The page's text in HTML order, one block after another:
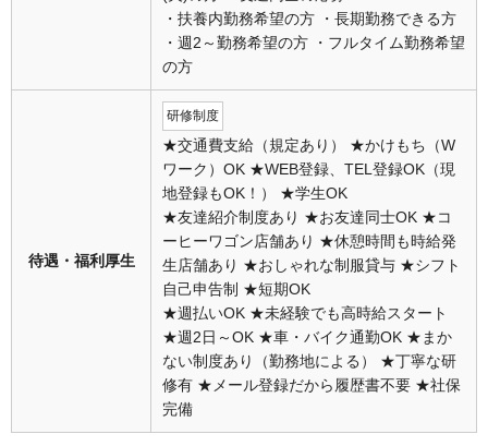
・扶養内勤務希望の方 ・長期勤務できる方
・週2～勤務希望の方 ・フルタイム勤務希望
の方
待遇・福利厚生
研修制度
★交通費支給（規定あり） ★かけもち（W
ワーク）OK ★WEB登録、TEL登録OK（現
地登録もOK！） ★学生OK
★友達紹介制度あり ★お友達同士OK ★コ
ーヒーワゴン店舗あり ★休憩時間も時給発
生店舗あり ★おしゃれな制服貸与 ★シフト
自己申告制 ★短期OK
★週払いOK ★未経験でも高時給スタート
★週2日～OK ★車・バイク通勤OK ★まか
ない制度あり（勤務地による） ★丁寧な研
修有 ★メール登録だから履歴書不要 ★社保
完備